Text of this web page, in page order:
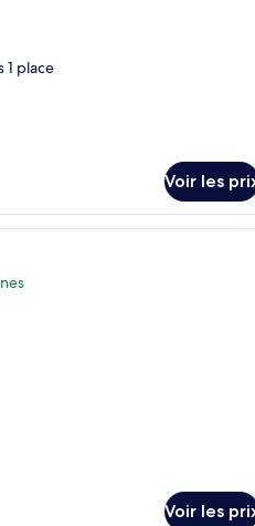
1 place
Voir les
Une chambre d’hôtel avec
Voir les